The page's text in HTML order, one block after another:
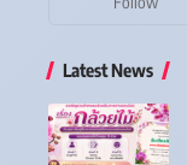
Latest News